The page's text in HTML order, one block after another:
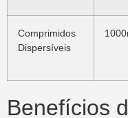
Comprimidos
Dispersíveis
Benefícios